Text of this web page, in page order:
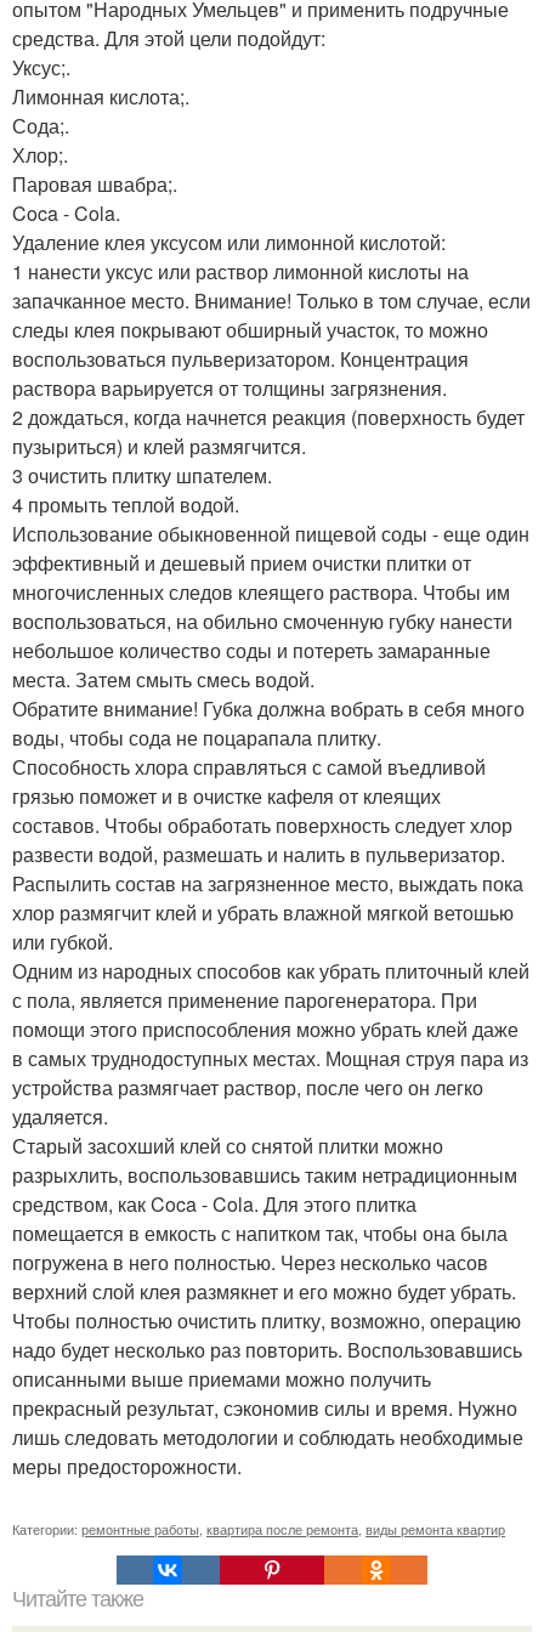
опытом "Народных Умельцев" и применить подручные
средства. Для этой цели подойдут:
Уксус;.
Лимонная кислота;.
Сода;.
Хлор;.
Паровая швабра;.
Coca - Cola.
Удаление клея уксусом или лимонной кислотой:
1 нанести уксус или раствор лимонной кислоты на
запачканное место. Внимание! Только в том случае, если
следы клея покрывают обширный участок, то можно
воспользоваться пульверизатором. Концентрация
раствора варьируется от толщины загрязнения.
2 дождаться, когда начнется реакция (поверхность будет
пузыриться) и клей размягчится.
3 очистить плитку шпателем.
4 промыть теплой водой.
Использование обыкновенной пищевой соды - еще один
эффективный и дешевый прием очистки плитки от
многочисленных следов клеящего раствора. Чтобы им
воспользоваться, на обильно смоченную губку нанести
небольшое количество соды и потереть замаранные
места. Затем смыть смесь водой.
Обратите внимание! Губка должна вобрать в себя много
воды, чтобы сода не поцарапала плитку.
Способность хлора справляться с самой въедливой
грязью поможет и в очистке кафеля от клеящих
составов. Чтобы обработать поверхность следует хлор
развести водой, размешать и налить в пульверизатор.
Распылить состав на загрязненное место, выждать пока
хлор размягчит клей и убрать влажной мягкой ветошью
или губкой.
Одним из народных способов как убрать плиточный клей
с пола, является применение парогенератора. При
помощи этого приспособления можно убрать клей даже
в самых труднодоступных местах. Мощная струя пара из
устройства размягчает раствор, после чего он легко
удаляется.
Старый засохший клей со снятой плитки можно
разрыхлить, воспользовавшись таким нетрадиционным
средством, как Coca - Cola. Для этого плитка
помещается в емкость с напитком так, чтобы она была
погружена в него полностью. Через несколько часов
верхний слой клея размякнет и его можно будет убрать.
Чтобы полностью очистить плитку, возможно, операцию
надо будет несколько раз повторить. Воспользовавшись
описанными выше приемами можно получить
прекрасный результат, сэкономив силы и время. Нужно
лишь следовать методологии и соблюдать необходимые
меры предосторожности.
Категории: ремонтные работы квартира после ремонта виды ремонта квартир
Читайте также